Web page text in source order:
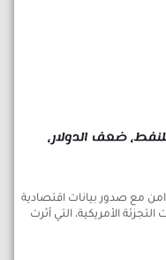
ضعف الدولار،
مع صدور بيانات اقتصادية
الأمريكية، التي أثرت